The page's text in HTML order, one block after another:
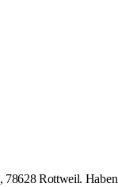
Rottweil.